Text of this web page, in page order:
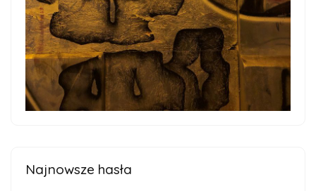
Najnowsze hasła